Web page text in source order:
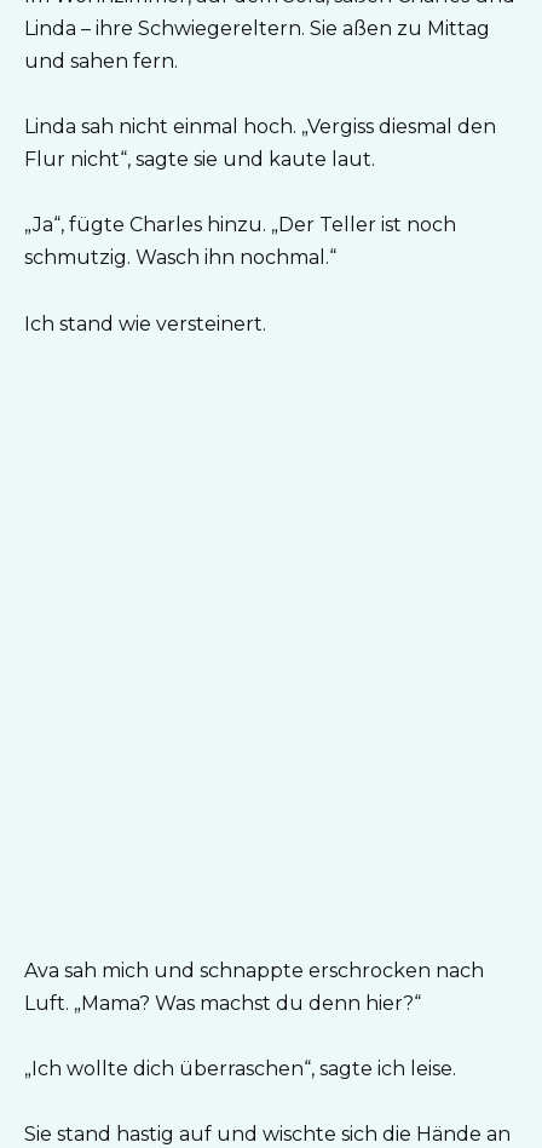
Linda – ihre Schwiegereltern. Sie aßen zu Mittag
und sahen fern.
Linda sah nicht einmal hoch. „Vergiss diesmal den
Flur nicht“, sagte sie und kaute laut.
„Ja“, fügte Charles hinzu. „Der Teller ist noch
schmutzig. Wasch ihn nochmal.“
Ich stand wie versteinert.
Ava sah mich und schnappte erschrocken nach
Luft. „Mama? Was machst du denn hier?“
„Ich wollte dich überraschen“, sagte ich leise.
Sie stand hastig auf und wischte sich die Hände an